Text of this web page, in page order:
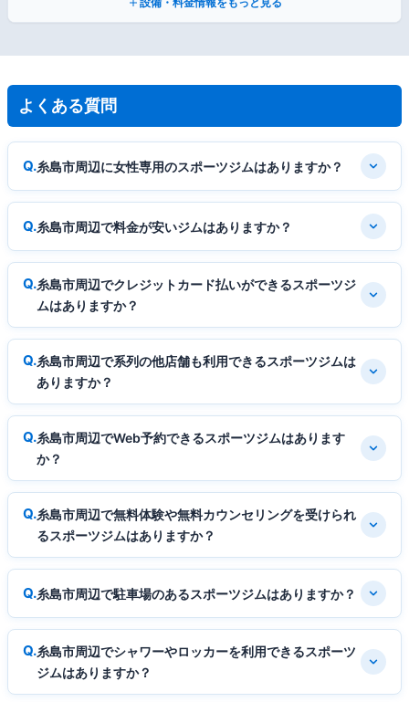
よくある質問
糸島市周辺に女性専用のスポーツジムはありますか？
糸島市周辺で料金が安いジムはありますか？
糸島市周辺でクレジットカード払いができるスポーツジ
ムはありますか？
糸島市周辺で系列の他店舗も利用できるスポーツジムは
ありますか？
糸島市周辺でWeb予約できるスポーツジムはあります
か？
糸島市周辺で無料体験や無料カウンセリングを受けられ
るスポーツジムはありますか？
糸島市周辺で駐車場のあるスポーツジムはありますか？
糸島市周辺でシャワーやロッカーを利用できるスポーツ
ジムはありますか？